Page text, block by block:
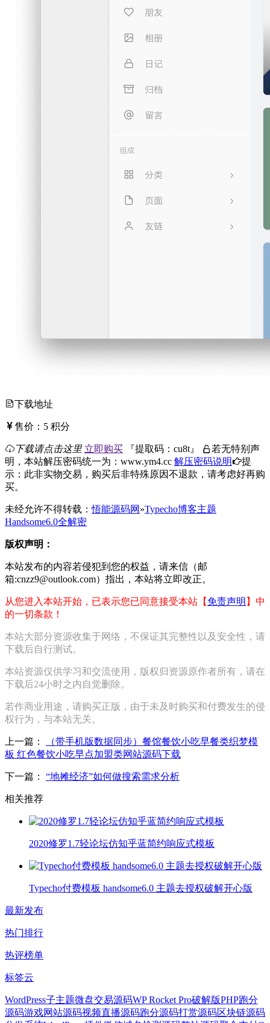
下载地址
售价： 5 积分
下载请点击这里 立即购买 『提取码： cu8t 』
若无特别声
明，本站解压密码统一为：www.ym4.cc 解压密码说明
提
示：此非实物交易，购买后非特殊原因不退款，请考虑好再购
买。
未经允许不得转载：悟能源码网 »Typecho博客主题
Handsome6.0全解密
版权声明：
本站发布的内容若侵犯到您的权益，请来信（邮
箱:cnzz9@outlook.com）指出，本站将立即改正。
从您进入本站开始，已表示您已同意接受本站【 免责声明 】中
的一切条款！
本站大部分资源收集于网络，不保证其完整性以及安全性，请
下载后自行测试。
本站资源仅供学习和交流使用，版权归资源原作者所有，请在
下载后24小时之内自觉删除。
若作商业用途，请购买正版，由于未及时购买和付费发生的侵
权行为，与本站无关。
上一篇：
（带手机版数据同步）餐馆餐饮小吃早餐类织梦模
板 红色餐饮小吃早点加盟类网站源码下载
下一篇： “地摊经济”如何做搜索需求分析
相关推荐
2020修罗1.7轻论坛仿知乎蓝简约响应式模板
Typecho付费模板 handsome6.0 主题去授权破解开心版
最新发布
热门排行
热评榜单
标签云
WordPress子主题微盘交易源码WP Rocket Pro破解版PHP跑分
源码游戏网站源码视频直播源码跑分源码打赏源码区块链源码